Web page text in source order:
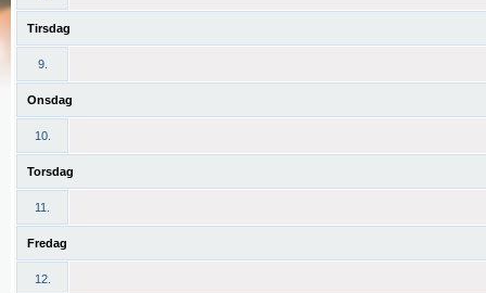
Tirsdag
9.
Onsdag
10.
Torsdag
11.
Fredag
12.